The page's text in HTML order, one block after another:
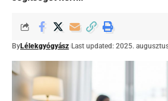
ByLélekgyógyász Last updated: 2025.